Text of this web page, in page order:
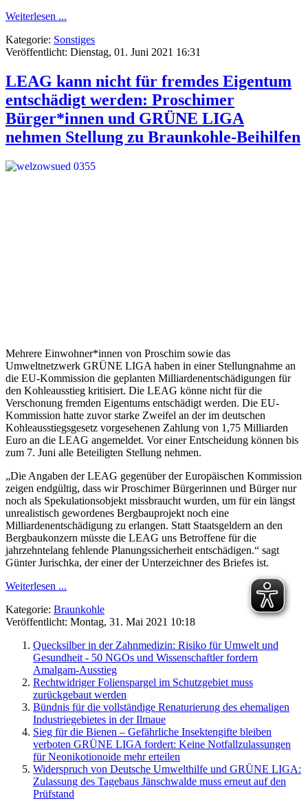
Weiterlesen ...
Kategorie: Sonstiges
Veröffentlicht: Dienstag, 01. Juni 2021 16:31
LEAG kann nicht für fremdes Eigentum
entschädigt werden: Proschimer
Bürger*innen und GRÜNE LIGA
nehmen Stellung zu Braunkohle-Beihilfen
Mehrere Einwohner*innen von Proschim sowie das
Umweltnetzwerk GRÜNE LIGA haben in einer Stellungnahme an
die EU-Kommission die geplanten Milliardenentschädigungen für
den Kohleausstieg kritisiert. Die LEAG könne nicht für die
Verschonung fremden Eigentums entschädigt werden. Die EU-
Kommission hatte zuvor starke Zweifel an der im deutschen
Kohleausstiegsgesetz vorgesehenen Zahlung von 1,75 Milliarden
Euro an die LEAG angemeldet. Vor einer Entscheidung können bis
zum 7. Juni alle Beteiligten Stellung nehmen.
„Die Angaben der LEAG gegenüber der Europäischen Kommission
zeigen endgültig, dass wir Proschimer Bürgerinnen und Bürger nur
noch als Spekulationsobjekt missbraucht wurden, um für ein längst
unrealistisch gewordenes Bergbauprojekt noch eine
Milliardenentschädigung zu erlangen. Statt Staatsgeldern an den
Bergbaukonzern müsste die LEAG uns Betroffene für die
jahrzehntelang fehlende Planungssicherheit entschädigen.“ sagt
Günter Jurischka, der einer der Unterzeichner des Briefes ist.
Weiterlesen ...
Kategorie: Braunkohle
Veröffentlicht: Montag, 31. Mai 2021 10:18
Quecksilber in der Zahnmedizin: Risiko für Umwelt und
Gesundheit - 50 NGOs und Wissenschaftler fordern
Amalgam-Ausstieg
Rechtwidriger Folienspargel im Schutzgebiet muss
zurückgebaut werden
Bündnis für die vollständige Renaturierung des ehemaligen
Industriegebietes in der Ilmaue
Sieg für die Bienen – Gefährliche Insektengifte bleiben
verboten GRÜNE LIGA fordert: Keine Notfallzulassungen
für Neonikotionoide mehr erteilen
Widerspruch von Deutsche Umwelthilfe und GRÜNE LIGA:
Zulassung des Tagebaus Jänschwalde muss erneut auf den
Prüfstand